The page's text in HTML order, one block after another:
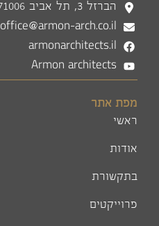
הברזל 3, תל אביב 6971006
office@armon-arch.co.il
armonarchitects.il
Armon architects
מפת אתר
ראשי
אודות
בתקשורת
פרוייקטים